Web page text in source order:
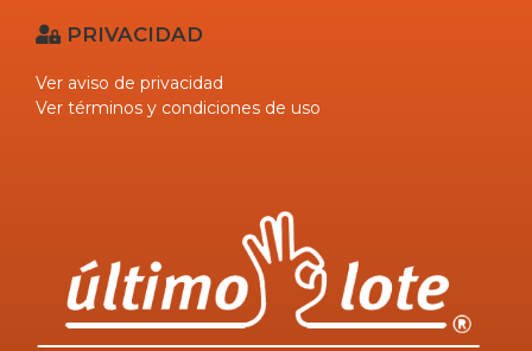
PRIVACIDAD
Ver aviso de privacidad
Ver términos y condiciones de uso